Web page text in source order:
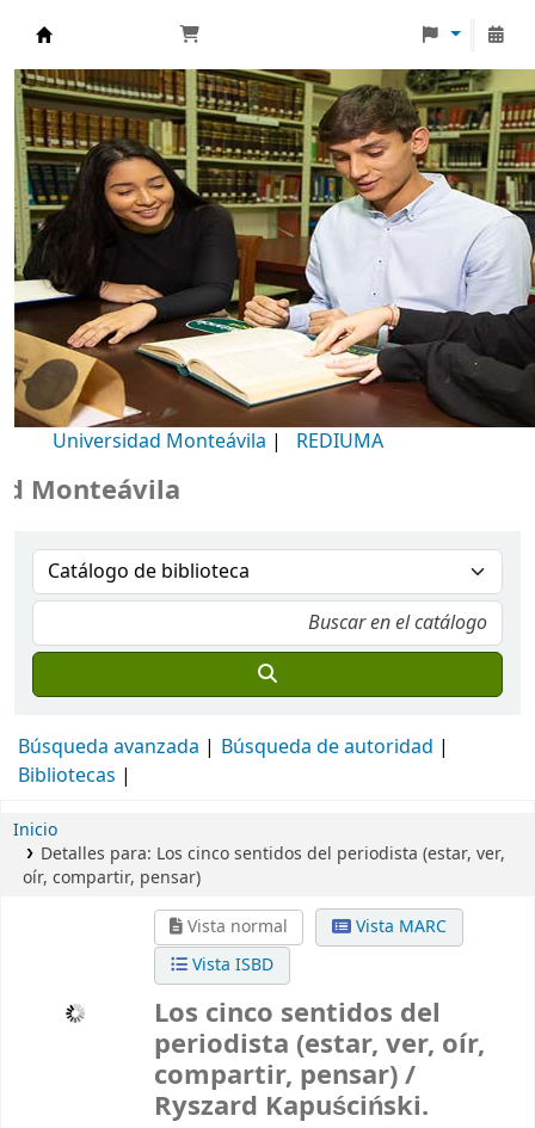
Biblioteca Universidad Monteávila
Universidad Monteávila | REDIUMA
Búsqueda avanzada
Búsqueda de autoridad
Bibliotecas
Inicio
Detalles para: Los cinco sentidos del periodista (estar, ver,
oír, compartir, pensar)
Vista normal
Vista MARC
Vista ISBD
Los cinco sentidos del
periodista (estar, ver, oír,
compartir, pensar)/
Ryszard Kapuściński.